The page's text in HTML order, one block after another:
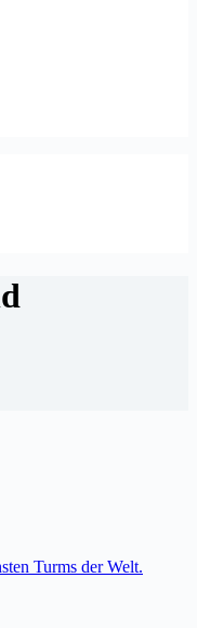
Turms der Welt.